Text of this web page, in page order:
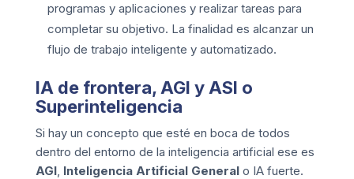
programas y aplicaciones y realizar tareas para
completar su objetivo. La finalidad es alcanzar un
flujo de trabajo inteligente y automatizado.
IA de frontera, AGI y ASI o
Superinteligencia
Si hay un concepto que esté en boca de todos
dentro del entorno de la inteligencia artificial ese es
AGI, Inteligencia Artificial Generalo IA fuerte.